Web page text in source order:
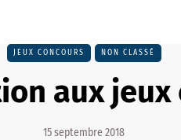
JEUX CONCOURS NON CLASSÉ
aux jeux
15 septembre 2018